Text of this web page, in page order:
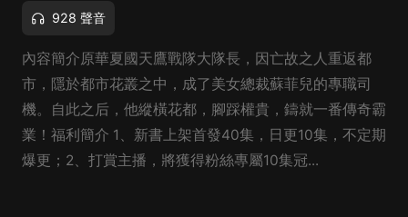
928 聲音
內容簡介原華夏國天鷹戰隊大隊長，因亡故之人重返都
市，隱於都市花叢之中，成了美女總裁蘇菲兒的專職司
機。自此之后，他縱橫花都，腳踩權貴，鑄就一番傳奇霸
業！福利簡介 1、新書上架首發40集，日更10集，不定期
爆更；2、打賞主播，將獲得粉絲專屬10集冠...